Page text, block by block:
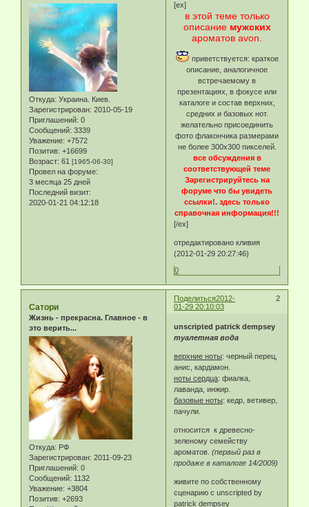
Откуда: Украина. Киев.
Зарегистрирован: 2010-05-19
Приглашений: 0
Сообщений: 3339
Уважение: +7572
Позитив: +16699
Возраст: 61 [1965-06-30]
Провел на форуме:
3 месяца 25 дней
Последний визит:
2020-01-21 04:12:18
[ex]
в этой теме только
описание мужских
ароматов avon.
приветствуется: краткое
описание, аналогичное
встречаемому в
презентациях, в фокусе или
каталоге и состав верхних,
средних и базовых нот.
желательно присоединить
фото флакончика размерами
не более 300х300 пикселей.
все обсуждения в
соответствующей теме
Зарегистрируйтесь на
форуме что бы увидеть
ссылки!. здесь только
справочная информация!!!
[/ex]
отредактировано кливия
(2012-01-29 20:27:46)
0
Поделиться 2
2012-
01-29 20:10:03
Сатори
Жизнь - прекрасна. Главное - в
это верить...
Откуда: РФ
Зарегистрирован: 2011-09-23
Приглашений: 0
Сообщений: 1132
Уважение: +3804
Позитив: +2693
unscripted patrick dempsey
туалетная вода
верхние ноты: черный перец,
анис, кардамон.
ноты сердца: фиалка,
лаванда, инжир.
базовые ноты: кедр, ветивер,
пачули.
относится к древесно-
зеленому семейству
ароматов.(первый раз в
продаже в каталоге 14/2009)
живите по собственному
сценарию с unscripted by
patrick dempsey